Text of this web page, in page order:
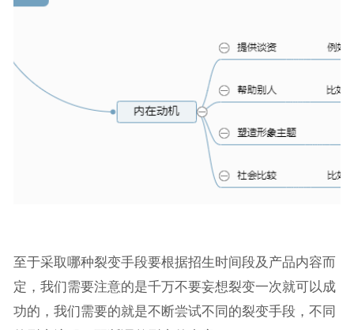
至于采取哪种裂变手段要根据招生时间段及产品内容而
定，我们需要注意的是千万不要妄想裂变一次就可以成
功的，我们需要的就是不断尝试不同的裂变手段，不同